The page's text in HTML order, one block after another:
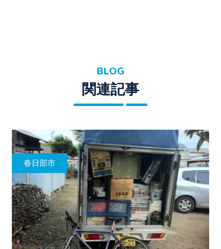
BLOG
関連記事
春日部市